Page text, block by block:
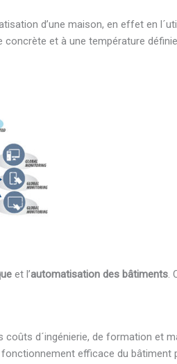
d’une maison, en effet en
et à une température
et l’automatisation des bâtiments.
d´ingénierie, de formation et
efficace du bâtiment